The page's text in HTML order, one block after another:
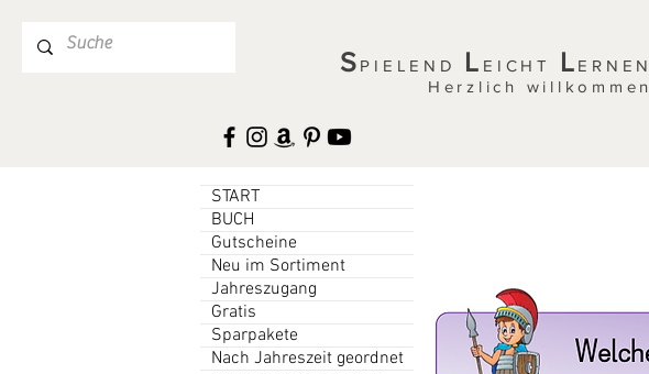
S PIELEND L EICHT L ERNEN
Herzlich willkommen
START
BUCH
Gutscheine
Neu im Sortiment
Jahreszugang
Gratis
Sparpakete
Nach Jahreszeit geordnet